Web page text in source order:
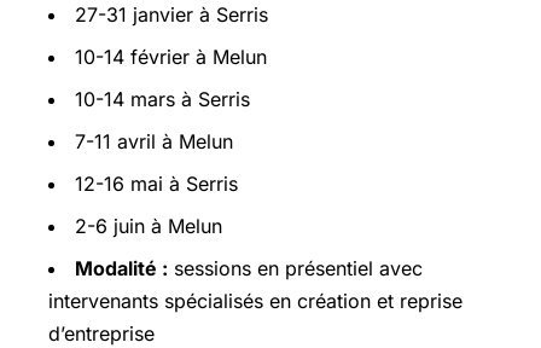
27-31 janvier à Serris
10-14 février à Melun
10-14 mars à Serris
7-11 avril à Melun
12-16 mai à Serris
2-6 juin à Melun
Modalité : sessions en présentiel avec
intervenants spécialisés en création et reprise
d’entreprise